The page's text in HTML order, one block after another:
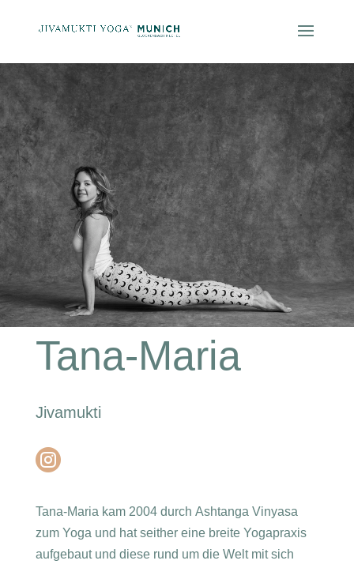
Tana-Maria
Jivamukti

Tana-Maria kam 2004 durch Ashtanga Vinyasa
zum Yoga und hatseither eine breite Yogapraxis
aufgebaut und diese rund um die Welt mit sich